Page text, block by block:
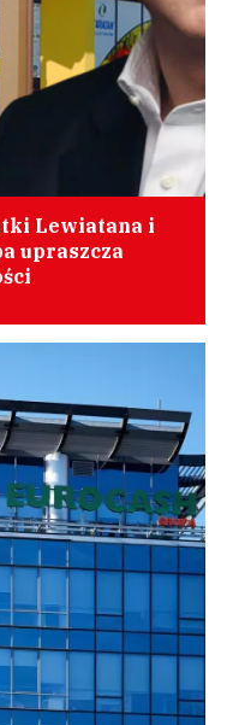
Lewiatana i
upraszcza